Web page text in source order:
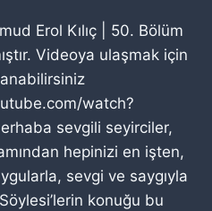
Erol Kılıç | 50. Bölüm
Videoya ulaşmak için
watch?
sevgili seyirciler,
hepinizi en işten,
sevgi ve saygıyla
konuğu bu